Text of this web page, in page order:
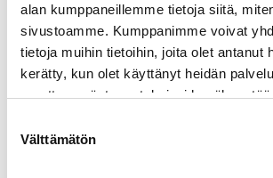
alan kumppaneillemme tietoja siitä,
sivustoamme. Kumppanimme voivat
tietoja muihin tietoihin, joita olet antanut
kerätty, kun olet käyttänyt heidän
muuttaa evästeasetuksiesi
valinta
Välttämätön